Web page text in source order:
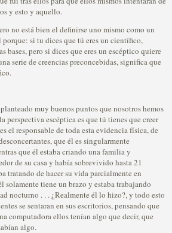
y esto y aquello.
no está bien el definirse uno mismo como un
si tu dices que tú eres un científico,
bases, pero si dices que eres un escéptico quiere
serie de creencias preconcebidas, significa que
muy buenos puntos que nosotros hemos
perspectiva escéptica es que tú tienes que creer
el responsable de toda esta evidencia física, de
que él es singularmente
que él estaba criando una familia y
de su casa y había sobrevivido hasta 21
tratando de hacer su vida parcialmente en
solamente tiene un brazo y estaba trabajando
nocturno . . . ¿Realmente él lo hizo?, y todo esto
se sentaran en sus escritorios, pensando que
computadora ellos tenían algo que decir, que
algo.